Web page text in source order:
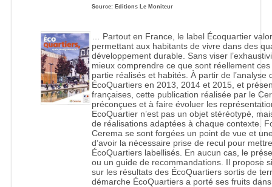
Source: Editions Le Moniteur
… Partout en France, le label Écoquartier
permettant aux habitants de vivre dans des
développement durable. Sans viser
mieux comprendre ce que sont réellement
partie réalisés et habités. À partir de
ÉcoQuartiers en 2013, 2014 et 2015, et
françaises, cette publication réalisée par le
préconçues et à faire évoluer les
EcoQuartier n’est pas un objet stéréotypé,
de réalisations adaptées à chaque contexte.
Cerema se sont forgées un point de vue et
d’avoir la nécessaire prise de recul pour
ÉcoQuartiers labellisés. En aucun cas, le
ou un guide de recommandations. Il propose
sur les résultats des ÉcoQuartiers sortis de
démarche ÉcoQuartiers a porté ses fruits